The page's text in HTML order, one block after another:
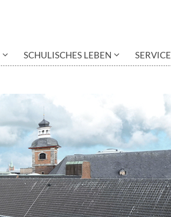
SCHULISCHES LEBEN SERVICE